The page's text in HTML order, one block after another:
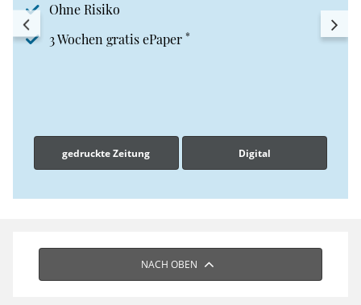
Ohne Risiko
3 Wochen gratis ePaper *
gedruckte Zeitung Digital
NACH OBEN